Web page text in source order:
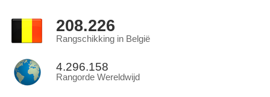
208.226
Rangschikking in België
4.296.158
Rangorde Wereldwijd